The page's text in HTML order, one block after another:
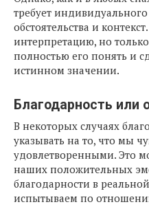
требует
обстоятельства и
интерпретацию, но
полностью его понять и
истинном значении.
Благодарность или
В некоторых случаях
указывать на то, что мы
удовлетворенными. Это
наших положительных
благодарности в
испытываем по